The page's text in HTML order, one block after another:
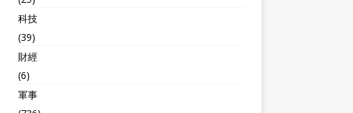
科技
(39)
財經
(6)
軍事